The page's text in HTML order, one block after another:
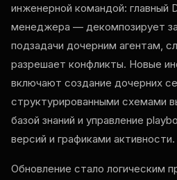
инженерной командой: главный
менеджера — декомпозирует
подзадачи дочерним агентам,
разрешает конфликты. Новые
включают создание дочерних
структурированными схемами
базой знаний и управление
версий и графиками активности.
Обновление стало логическим